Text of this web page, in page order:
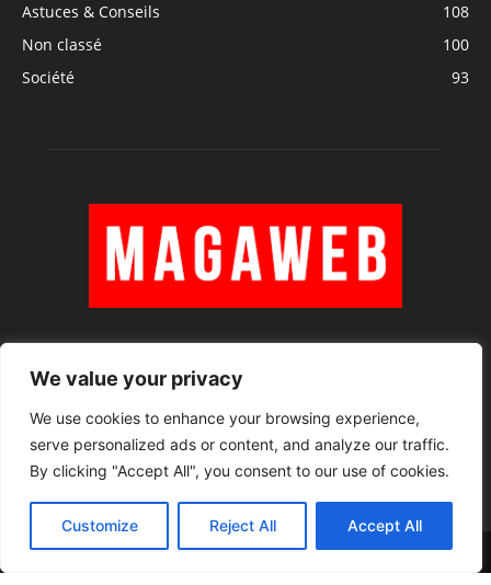
We value your privacy
We use cookies to enhance your browsing experience,
serve personalized ads or content, and analyze our traffic.
By clicking "Accept All", you consent to our use of cookies.
Customize Reject All Accept All
Astuces & Conseils
108
Non classé
100
Société
93
À PROPOS
SUIVEZ NOUS